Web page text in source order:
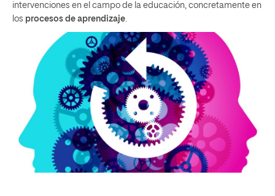
intervenciones en el campo de la educación, concretamente en
los procesos de aprendizaje